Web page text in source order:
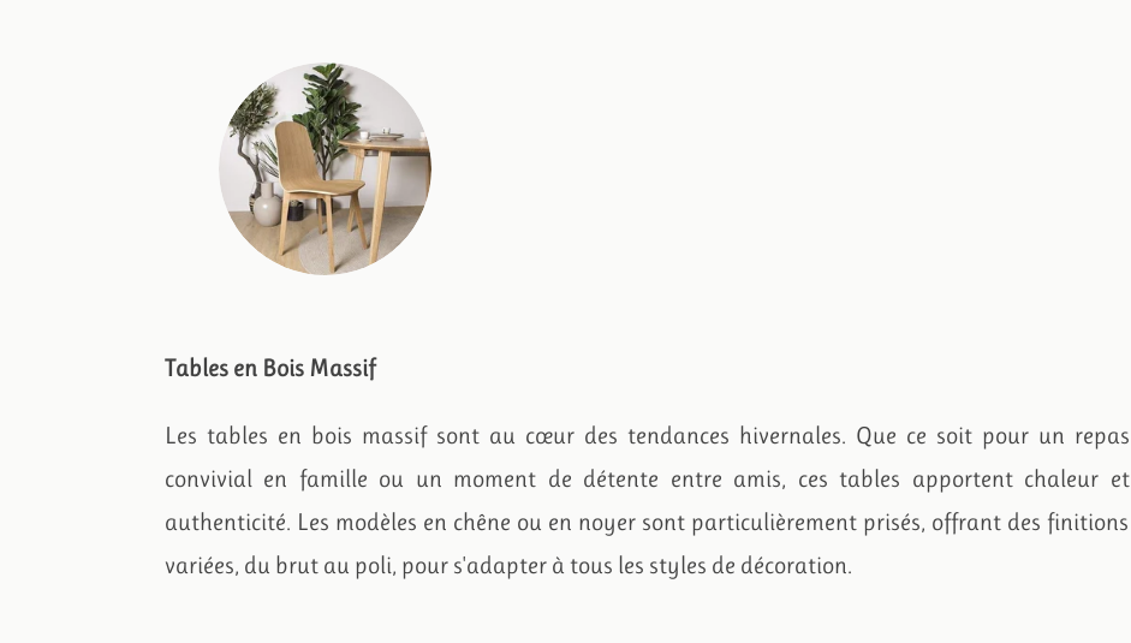
Tables en Bois Massif
Les tables en bois massif sont au cœur des tendances hivernales. Que ce soit pour un repas
convivial en famille ou un moment de détente entre amis, ces tables apportent chaleur et
authenticité. Les modèles en chêne ou en noyer sont particulièrement prisés, offrant des finitions
variées, du brut au poli, pour s'adapter à tous les styles de décoration.